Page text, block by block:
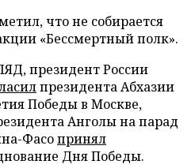
что не собирается
«Бессмертный полк».
президент России
президента Абхазии
Победы в Москве,
Анголы на парад
Фасопринял
Дня Победы.